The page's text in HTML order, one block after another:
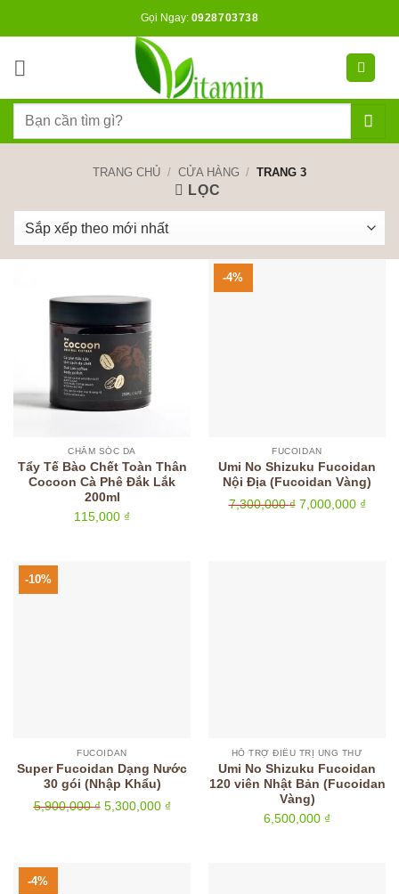
dung
Gọi Ngay: 0928703738
Tìm
TRANG CHỦ / CỬA HÀNG / TRANG 3
LỌC
CHĂM SÓC DA
Tẩy Tế Bào Chết Toàn Thân
Cocoon Cà Phê Đắk Lắk
200ml
115,000 ₫
-4%
FUCOIDAN
Umi No Shizuku Fucoidan
Nội Địa (Fucoidan Vàng)
7,300,000₫ Giá
7,000,000 ₫Giá
-10%
FUCOIDAN
Super Fucoidan Dạng Nước
30 gói (Nhập Khẩu)
5,900,000₫ Giá
5,300,000 ₫Giá
HỖ TRỢ ĐIỀU TRỊ UNG THƯ
Umi No Shizuku Fucoidan
120 viên Nhật Bản (Fucoidan
Vàng)
6,500,000 ₫
-4%